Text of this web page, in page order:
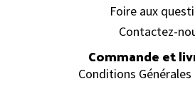
Foire aux
Contactez-
Commande et
Conditions Générales